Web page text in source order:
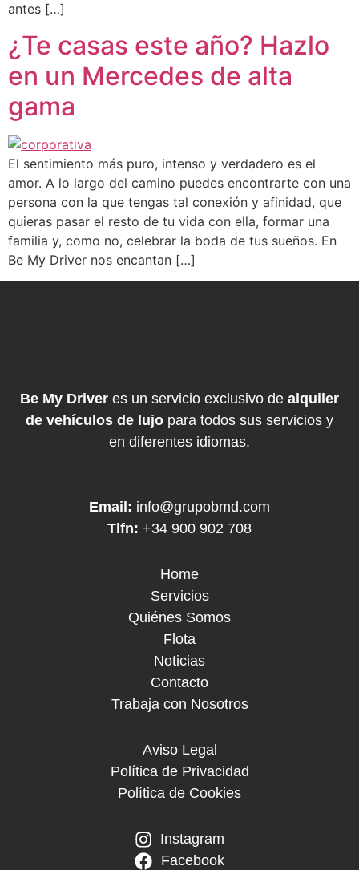
antes […]
¿Te casas este año? Hazlo
en un Mercedes de alta
gama
El sentimiento más puro, intenso y verdadero es el
amor. A lo largo del camino puedes encontrarte con una
persona con la que tengas tal conexión y afinidad, que
quieras pasar el resto de tu vida con ella, formar una
familia y, como no, celebrar la boda de tus sueños. En
Be My Driver nos encantan […]
Be My Driver es un servicio exclusivo de alquiler
de vehículos de lujo para todos sus servicios y
en diferentes idiomas.
Email: info@grupobmd.com
Tlfn: +34 900 902 708
Home
Servicios
Quiénes Somos
Flota
Noticias
Contacto
Trabaja con Nosotros
Aviso Legal
Política de Privacidad
Política de Cookies
Instagram
Facebook